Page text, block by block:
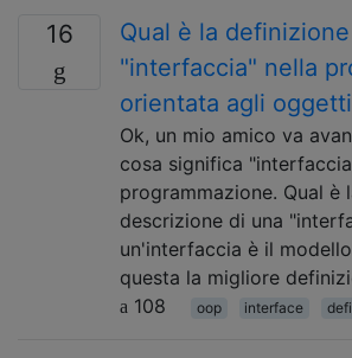
16
Qual è la
"interfaccia" nella
orientata agli oggetti
Ok, un mio amico va
cosa significa
programmazione. Qual è
descrizione di una
un'interfaccia è il
questa la migliore
108
oop interface